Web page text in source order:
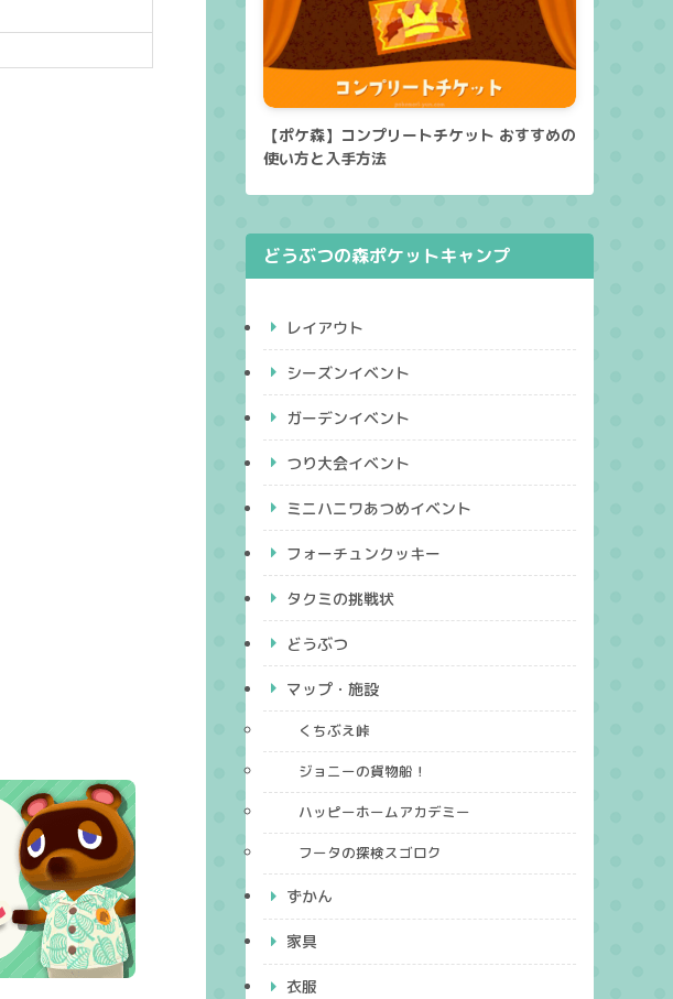
【ポケ森】コンプリートチケット おすすめの
使い方と入手方法
どうぶつの森ポケットキャンプ
レイアウト
シーズンイベント
ガーデンイベント
つり大会イベント
ミニハニワあつめイベント
フォーチュンクッキー
タクミの挑戦状
どうぶつ
マップ・施設
くちぶえ峠
ジョニーの貨物船！
ハッピーホームアカデミー
フータの探検スゴロク
ずかん
家具
衣服